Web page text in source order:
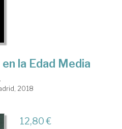
la Edad Media
2018
12,80 €